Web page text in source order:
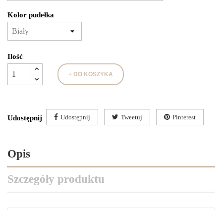
Kolor pudełka
Ilość
+ DO KOSZYKA
Udostępnij Udostępnij Tweetuj Pinterest
Opis
Szczegóły produktu